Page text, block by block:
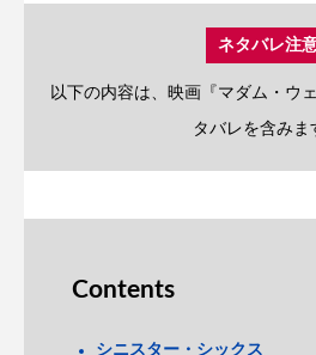
ネタバレ注
以下の内容は、映画『マダム・ウ
タバレを含みま
Contents
シニスター・シックス